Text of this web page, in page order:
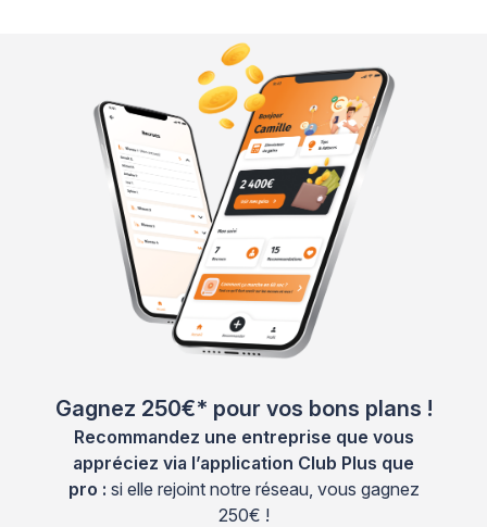
Gagnez 250€* pour vos bons plans !
Recommandez une entreprise que vous
appréciez via l’application Club Plus que
pro : si elle rejoint notre réseau, vous gagnez
250€ !